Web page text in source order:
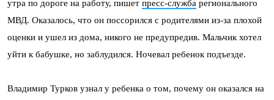
утра по дороге на работу, пишет пресс-служба регионального
МВД. Оказалось, что он поссорился с родителями из-за плохой
оценки и ушел из дома, никого не предупредив. Мальчик хотел
уйти к бабушке, но заблудился. Ночевал ребенок подъезде.
Владимир Турков узнал у ребенка о том, почему он оказался на